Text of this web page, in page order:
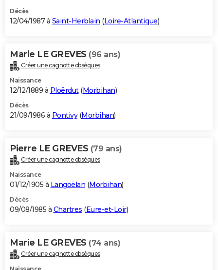
Décès
12/04/1987 à Saint-Herblain (Loire-Atlantique)
Marie LE GREVES (96 ans)
Créer une cagnotte obsèques
Naissance
12/12/1889 à Ploërdut(Morbihan)
Décès
21/09/1986 à Pontivy(Morbihan)
Pierre LE GREVES (79 ans)
Créer une cagnotte obsèques
Naissance
01/12/1905 à Langoëlan (Morbihan)
Décès
09/08/1985 à Chartres (Eure-et-Loir)
Marie LE GREVES (74 ans)
Créer une cagnotte obsèques